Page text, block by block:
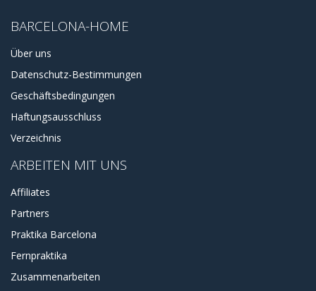
BARCELONA-HOME
Über uns
Datenschutz-Bestimmungen
Geschäftsbedingungen
Haftungsausschluss
Verzeichnis
ARBEITEN MIT UNS
Affiliates
Partners
Praktika Barcelona
Fernpraktika
Zusammenarbeiten